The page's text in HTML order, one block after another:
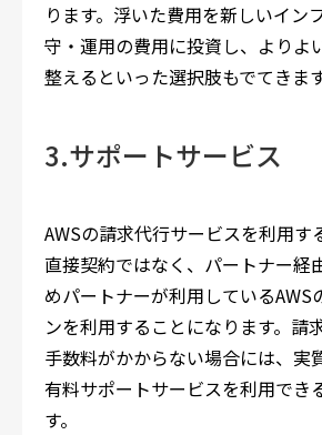
ります。浮いた費用を新しいイン
守・運用の費用に投資し、よりよ
整えるといった選択肢もでてきます
3.サポートサービス
AWSの請求代行サービスを利用す
直接契約ではなく、パートナー経
めパートナーが利用しているAWS
ンを利用することになります。請
手数料がかからない場合には、実
有料サポートサービスを利用でき
す。